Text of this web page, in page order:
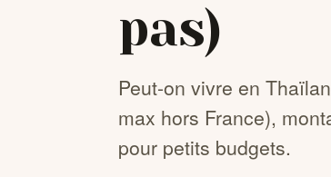
pas)
Peut-on vivre en
max hors France),
pour petits budgets.